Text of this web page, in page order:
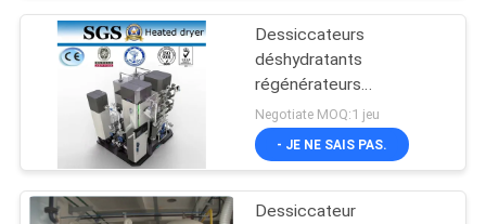
CONTRÔLE
QUALITÉ
CONTACTEZ-
NOUS
Dessiccateurs
déshydratants
régénérateurs
passionnés/séchoirs à air
déshydratant d'acier au
carbone
Negotiate MOQ:1 jeu
- JE NE SAIS PAS.
Dessiccateur